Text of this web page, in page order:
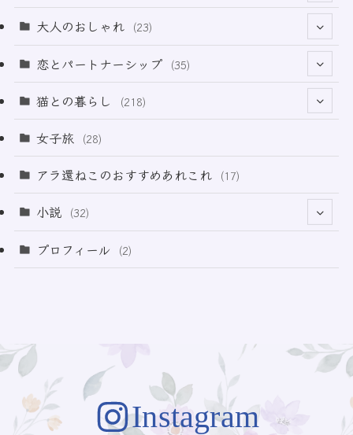
(32)
(49)
大人のおしゃれ (23)
(21)
(2)
恋とパートナーシップ (35)
(32)
(3)
猫との暮らし (218)
(21)
(73)
女子旅 (28)
アラ還ねこのおすすめあれこれ (17)
小説 (32)
プロフィール (2)
Instagram